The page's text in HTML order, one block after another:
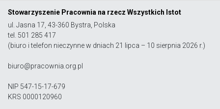
Stowarzyszenie Pracownia na rzecz Wszystkich Istot
ul. Jasna 17, 43-360 Bystra, Polska
tel. 501 285 417
(biuro i telefon nieczynne w dniach 21 lipca – 10 sierpnia 2026 r.)
biuro@pracownia.org.pl
NIP 547-15-17-679
KRS 0000120960